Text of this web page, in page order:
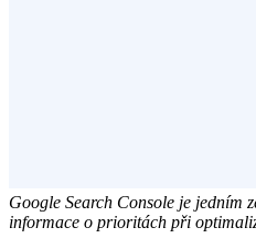
Google Search Console je jedním
informace o prioritách při